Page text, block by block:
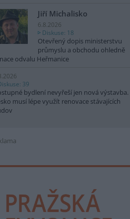
Jiří Michalisko
6.8.2026
Diskuse: 18
Otevřený dopis ministerstvu
průmyslu a obchodu ohledně
odvalu Heřmanice
39
bydlení nevyřeší jen nová výstavba.
musí lépe využít renovace stávajících